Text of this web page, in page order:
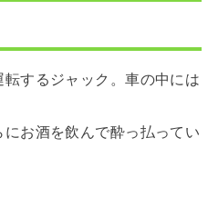
するジャック。車の中には
お酒を飲んで酔っ払ってい